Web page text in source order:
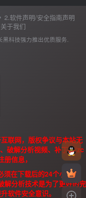
2.软件声明/安全指南声明
关于我们
黑科技强力推出优质服务.
联网，版权争议与本站无
破解分析视频、补丁、/zc
信息，
在下载后的24个小时之
解分析技术是为了更好的完
软件安全意识。